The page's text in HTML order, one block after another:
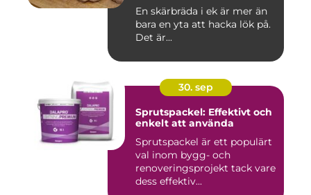
En skärbräda i ek är mer än
bara en yta att hacka lök på.
Det är...
30. sep
Sprutspackel: Effektivt och
enkelt att använda
Sprutspackel är ett populärt
val inom bygg- och
renoveringsprojekt tack vare
dess effektiv...